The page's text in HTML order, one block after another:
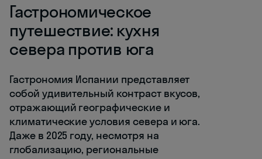
Гастрономическое
путешествие: кухня
севера против юга
Гастрономия Испании представляет
собой удивительный контраст вкусов,
отражающий географические и
климатические условия севера и юга.
Даже в 2025 году, несмотря на
глобализацию, региональные